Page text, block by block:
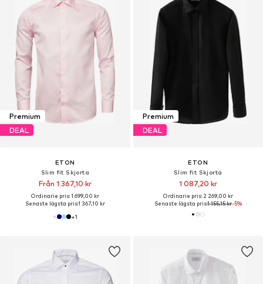
Premium
DEAL
ETON
Slim fit Skjorta
Från 1 367,10 kr
Ordinarie pris: 1 699,00 kr
Senaste lägsta pris:1 367,10 kr
+1
Premium
DEAL
ETON
Slim fit Skjorta
1 087,20 kr
Ordinarie pris: 2 269,00 kr
Senaste lägsta pris:1 155,15 kr-5%